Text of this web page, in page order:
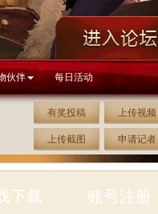
伙伴 每日活动
有奖投稿 上传视频
上传截图 申请记者
下载 账号注册